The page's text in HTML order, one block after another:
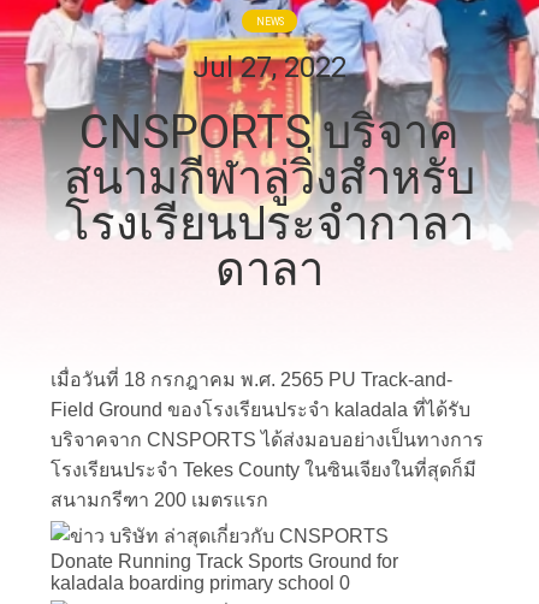
เรา
ทัวร์
โรงงาน
ติดต่อ
NEWS
Jul 27, 2022
CNSPORTS บริจาค
สนามกีฬาลู่วิ่งสำหรับ
โรงเรียนประจำกาลา
ดาลา
เมื่อวันที่ 18 กรกฎาคม พ.ศ. 2565 PU Track-and-
Field Ground ของโรงเรียนประจำ kaladala ที่ได้รับ
บริจาคจาก CNSPORTS ได้ส่งมอบอย่างเป็นทางการ
โรงเรียนประจำ Tekes County ในซินเจียงในที่สุดก็มี
สนามกรีฑา 200 เมตรแรก